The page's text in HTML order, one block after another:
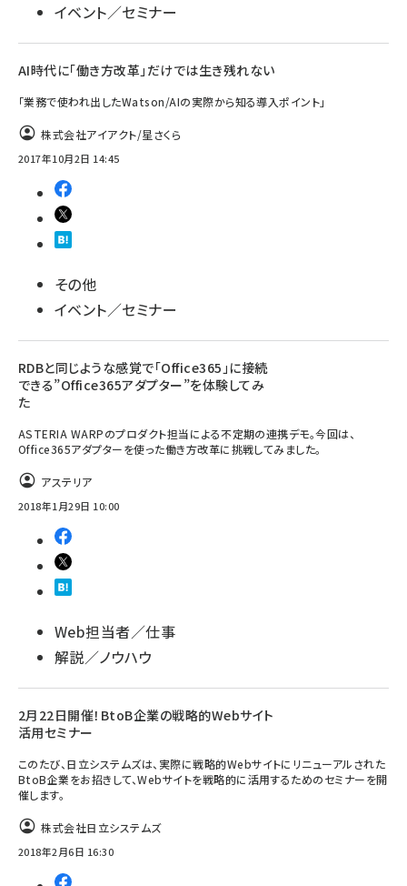
イベント／セミナー
AI時代に「働き方改革」だけでは生き残れない
「業務で使われ出したWatson/AIの実際から知る導入ポイント」
株式会社アイアクト/星さくら
2017年10月2日 14:45
その他
イベント／セミナー
RDBと同じような感覚で「Office365」に接続
できる”Office365アダプター”を体験してみ
た
ASTERIA WARPのプロダクト担当による不定期の連携デモ。今回は、
Office365アダプターを使った働き方改革に挑戦してみました。
アステリア
2018年1月29日 10:00
Web担当者／仕事
解説／ノウハウ
2月22日開催！BtoB企業の戦略的Webサイト
活用セミナー
このたび、日立システムズは、実際に戦略的Webサイトにリニューアルされた
BtoB企業をお招きして、Webサイトを戦略的に活用するためのセミナーを開
催します。
株式会社日立システムズ
2018年2月6日 16:30